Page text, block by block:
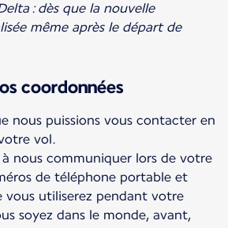
: dès que la nouvelle
e même après le départ de
coordonnées
nous puissions vous contacter en
vol.
nous communiquer lors de votre
de téléphone portable et
vous utiliserez pendant votre
soyez dans le monde, avant,